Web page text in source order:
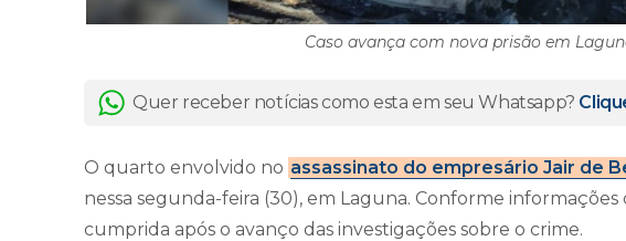
Caso avança com nova prisão em
Quer receber notícias como esta em seu Whatsapp?
O quarto envolvido no assassinato do empresário Jair de
nessa segunda-feira (30), em Laguna. Conforme informações
cumprida após o avanço das investigações sobre o crime.